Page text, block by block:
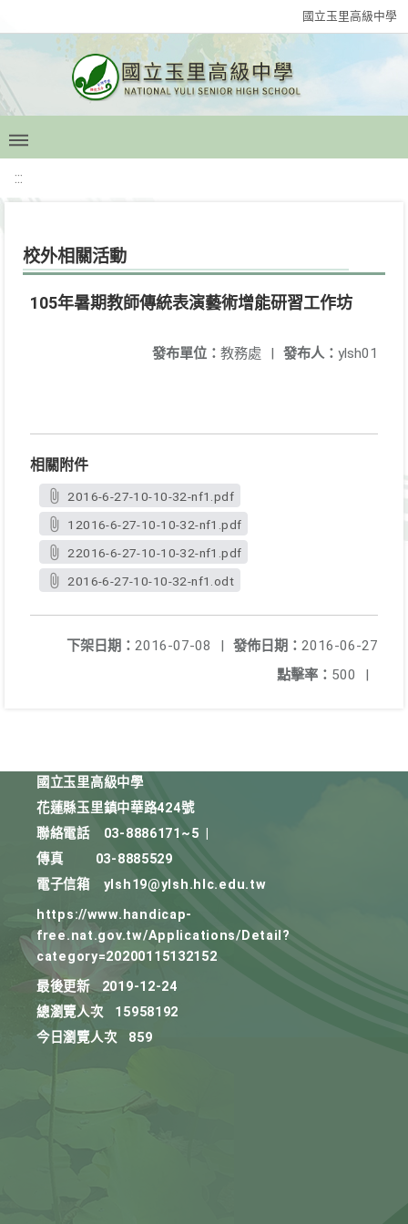
國立玉里高級中學
:::
校外相關活動
105年暑期教師傳統表演藝術增能研習工作坊
發布人： ylsh01
發布單位： 教務處 |
相關附件
2016-6-27-10-10-32-nf1.pdf
12016-6-27-10-10-32-nf1.pdf
22016-6-27-10-10-32-nf1.pdf
2016-6-27-10-10-32-nf1.odt
發佈日期： 2016-06-27
下架日期： 2016-07-08
|
點擊率： 500 |
國立玉里高級中學
花蓮縣玉里鎮中華路424號
聯絡電話
03-8886171~5
傳真
03-8885529
電子信箱
ylsh19@ylsh.hlc.edu.tw
https://www.handicap-
free.nat.gov.tw/Applications/Detail?
category=20200115132152
最後更新
2019-12-24
總瀏覽人次
15958192
今日瀏覽人次
859